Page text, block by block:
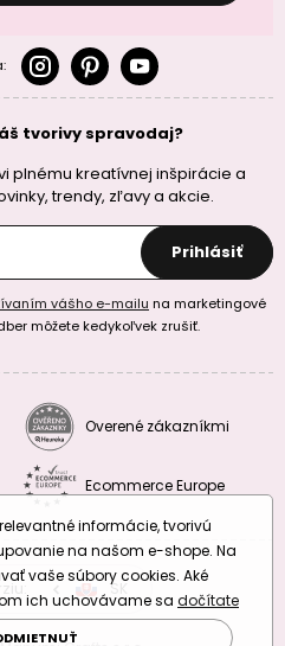
tvorivy spravodaj?
plnému kreatívnej inšpirácie a
trendy, zľavy a akcie.
Prihlásiť
vášho e-mailu na marketingové
môžete kedykoľvek zrušiť.
Overené zákazníkmi
Ecommerce Europe
CZSK
informácie, tvorivú
na našom e-shope. Na
vaše súbory cookies. Aké
ich uchovávame sa dočítate